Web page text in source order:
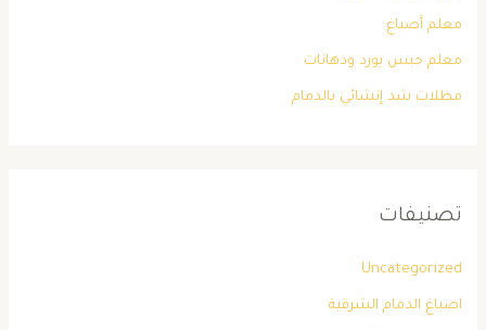
معلم أصباغ
معلم جبس بورد ودهانات
مظلات شد إنشائي بالدمام
تصنيفات
Uncategorized
اصباغ الدمام الشرقية